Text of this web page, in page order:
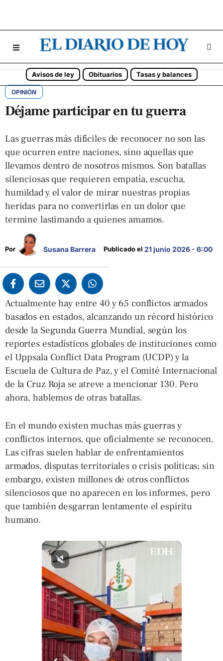
Avisos de ley Obituarios Tasas y balances
OPINIÓN
Déjame participar en tu guerra
Las guerras más difíciles de reconocer no son las
que ocurren entre naciones, sino aquellas que
llevamos dentro de nosotros mismos. Son batallas
silenciosas que requieren empatía, escucha,
humildad y el valor de mirar nuestras propias
heridas para no convertirlas en un dolor que
termine lastimando a quienes amamos.
Por Susana Barrera Publicado el 21 junio 2026 - 6:00
Actualmente hay entre 40 y 65 conflictos armados
basados en estados, alcanzando un récord histórico
desde la Segunda Guerra Mundial, según los
reportes estadísticos globales de instituciones como
el Uppsala Conflict Data Program (UCDP) y la
Escuela de Cultura de Paz, y el Comité Internacional
de la Cruz Roja se atreve a mencionar 130. Pero
ahora, hablemos de otras batallas.
En el mundo existen muchas más guerras y
conflictos internos, que oficialmente se reconocen.
Las cifras suelen hablar de enfrentamientos
armados, disputas territoriales o crisis políticas; sin
embargo, existen millones de otros conflictos
silenciosos que no aparecen en los informes, pero
que también desgarran lentamente el espíritu
humano.